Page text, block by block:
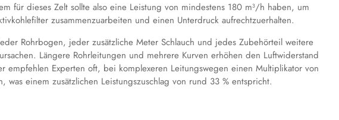
für dieses Zelt sollte also eine Leistung von mindestens 180 m³/h haben, um
zusammenzuarbeiten und einen Unterdruck aufrechtzuerhalten.
Rohrbogen, jeder zusätzliche Meter Schlauch und jedes Zubehörteil weitere
Längere Rohrleitungen und mehrere Kurven erhöhen den Luftwiderstand
empfehlen Experten oft, bei komplexeren Leitungswegen einen Multiplikator von
was einem zusätzlichen Leistungszuschlag von rund 33 % entspricht.